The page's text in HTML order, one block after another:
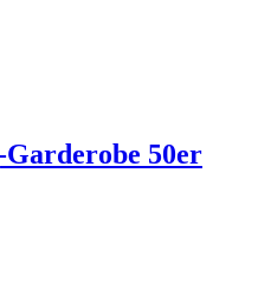
Garderobe 50er